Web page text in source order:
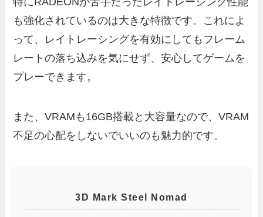
も強化されているのは大きな特徴です。これによ
って、レイトレーシングを有効にしてもフレーム
レートの落ち込みを気にせず、安心してゲームを
プレーできます。
また、VRAMも16GB搭載と大容量なので、VRAM
不足の心配をしないでいいのも魅力的です。
3D Mark Steel Nomad